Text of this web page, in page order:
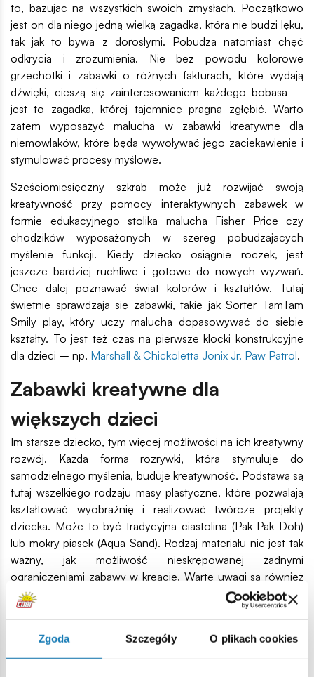
Zgoda Szczegóły O plikach cookies
to, bazując na wszystkich swoich zmysłach. Początkowo
jest on dla niego jedną wielką zagadką, która nie budzi lęku,
tak jak to bywa z dorosłymi. Pobudza natomiast chęć
odkrycia i zrozumienia. Nie bez powodu kolorowe
grzechotki i zabawki o różnych fakturach, które wydają
dźwięki, cieszą się zainteresowaniem każdego bobasa –
jest to zagadka, której tajemnicę pragną zgłębić. Warto
zatem wyposażyć malucha w zabawki kreatywne dla
niemowlaków, które będą wywoływać jego zaciekawienie i
stymulować procesy myślowe.
Sześciomiesięczny szkrab może już rozwijać swoją
kreatywność przy pomocy interaktywnych zabawek w
formie edukacyjnego stolika malucha Fisher Price czy
chodzików wyposażonych w szereg pobudzających
myślenie funkcji. Kiedy dziecko osiągnie roczek, jest
jeszcze bardziej ruchliwe i gotowe do nowych wyzwań.
Chce dalej poznawać świat kolorów i kształtów. Tutaj
świetnie sprawdzają się zabawki, takie jak Sorter TamTam
Smily play, który uczy malucha dopasowywać do siebie
kształty. To jest też czas na pierwsze klocki konstrukcyjne
dla dzieci – np. Marshall & Chickoletta Jonix Jr. Paw Patrol.
Zabawki kreatywne dla
większych dzieci
Im starsze dziecko, tym więcej możliwości na ich kreatywny
rozwój. Każda forma rozrywki, która stymuluje do
samodzielnego myślenia, buduje kreatywność. Podstawą są
tutaj wszelkiego rodzaju masy plastyczne, które pozwalają
kształtować wyobraźnię i realizować twórcze projekty
dziecka. Może to być tradycyjna ciastolina (Pak Pak Doh)
lub mokry piasek (Aqua Sand). Rodzaj materiału nie jest tak
ważny, jak możliwość nieskrępowanej żadnymi
ograniczeniami zabawy w kreację. Warte uwagi są również
wycinanki i kolorowanki. I w końcu bardziej skomplikowane
zestawy klocków konstrukcyjnych, które należą do jednych
wyobraźnię i uczących konstruktywnego myślenia, które
przynosi namacalne i trwałe efekty.